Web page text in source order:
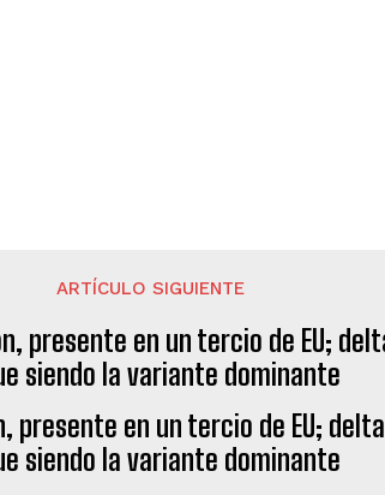
ARTÍCULO SIGUIENTE
presente en un tercio de EU; delta
siendo la variante dominante